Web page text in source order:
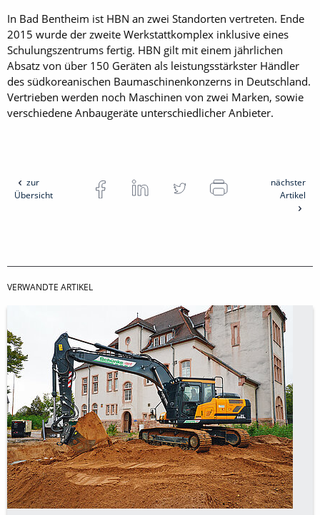
In Bad Bentheim ist HBN an zwei Standorten vertreten. Ende
2015 wurde der ­zweite Werkstattkomplex inklusive eines
Schulungszentrums fertig. HBN gilt mit ­einem jährlichen
Absatz von über 150 Geräten als leistungsstärkster Händler
des südkoreanischen Baumaschinenkonzerns in Deutschland.
Vertrieben werden noch Maschinen von zwei Marken, sowie
verschiedene Anbaugeräte unterschiedlicher Anbieter.
zur
Übersicht
nächster
Artikel
VERWANDTE ARTIKEL